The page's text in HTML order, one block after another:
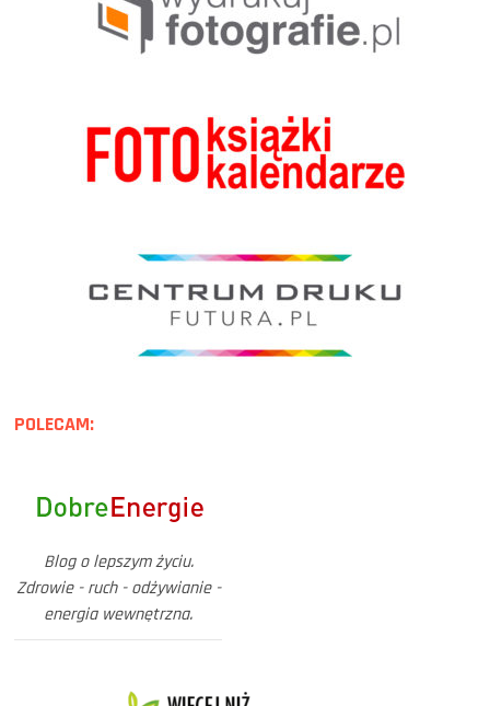
POLECAM:
Blog o lepszym życiu.
Zdrowie - ruch - odżywianie -
energia wewnętrzna.